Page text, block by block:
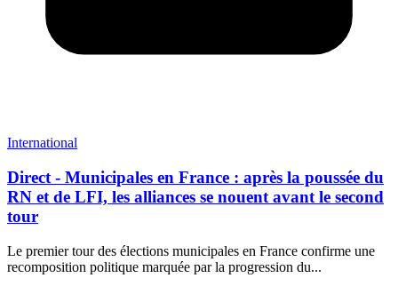
International
Direct - Municipales en France : après la poussée du
RN et de LFI, les alliances se nouent avant le second
tour
Le premier tour des élections municipales en France confirme une
recomposition politique marquée par la progression du...